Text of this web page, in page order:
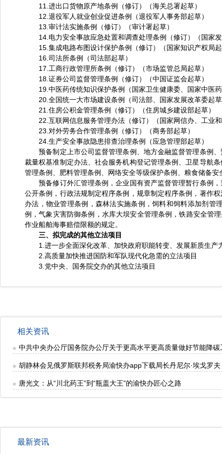
11.进出口货物原产地条例（修订）（海关总署起草）
12.退役军人就业创业促进条例（退役军人事务部起草）
13.审计法实施条例（修订）（审计署起草）
14.电力安全事故应急处置和调查处理条例（修订）（国家
15.集成电路布图设计保护条例（修订）（国家知识产权局
16.司法所条例（司法部起草）
17.工商行政管理所条例（修订）（市场监管总局起草）
18.证券公司监督管理条例（修订）（中国证监会起草）
19.中医药传统知识保护条例（国家卫生健康委、国家中医
20.全国统一大市场建设条例（司法部、国家发展改革委起
21.住房公积金管理条例（修订）（住房城乡建设部起草）
22.互联网信息服务管理办法（修订）（国家网信办、工业
23.对外劳务合作管理条例（修订）（商务部起草）
24.生产安全事故隐患排查治理条例（应急管理部起草）
预备制定上市公司监督管理条例、地方金融监督管理条例、
裁量权基准制定办法、社会服务机构登记管理条例、卫星导航
管理条例、肥料管理条例、网络安全等级保护条例、粮食储备
预备修订外汇管理条例，企业国有资产监督管理暂行条例，
公开条例，行政法规制定程序条例，规章制定程序条例，著作
办法，物业管理条例，森林法实施条例，饲料和饲料添加剂
例，气象灾害防御条例，水库大坝安全管理条例，铁路安全管
作业船舶海事赔偿限额的规定。
三、拟完成的其他立法项目
1.进一步全面深化改革、加快政府职能转变、发展新质生产
2.高质量加快推进国防和军队现代化急需的立法项目
3.党中央、国务院交办的其他立法项目
相关资讯
中共中央办公厅国务院办公厅关于更高水平更高质量做好节能降
胡静林会见俄罗斯联邦税务局渝快办app下载局长丹尼尔·埃戈罗夫
唐光文：从“川北药王”到“瓶盖大王”的渝快办匠心之路
最新资讯